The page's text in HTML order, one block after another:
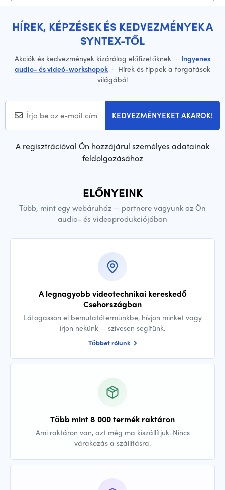
HÍREK, KÉPZÉSEK ÉS KEDVEZMÉNYEK A
SYNTEX-TŐL
Akciók és kedvezmények kizárólag előfizetőknek · Ingyenes
audio- és videó-workshopok · Hírek és tippek a forgatások
világából
KEDVEZMÉNYEKET AKAROK!
A regisztrációval Ön hozzájárul személyes adatainak
feldolgozásához
ELŐNYEINK
Több, mint egy webáruház — partnere vagyunk az Ön
audio- és videoprodukciójában
A legnagyobb videotechnikai kereskedő
Csehországban
Látogasson el bemutatótermünkbe, hívjon minket vagy
írjon nekünk — szívesen segítünk.
Többet rólunk
Több mint 8 000 termék raktáron
Ami raktáron van, azt még ma kiszállítjuk. Nincs
várakozás a szállításra.